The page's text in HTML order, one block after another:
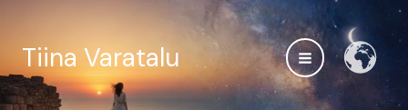
contentTiina Varatalu